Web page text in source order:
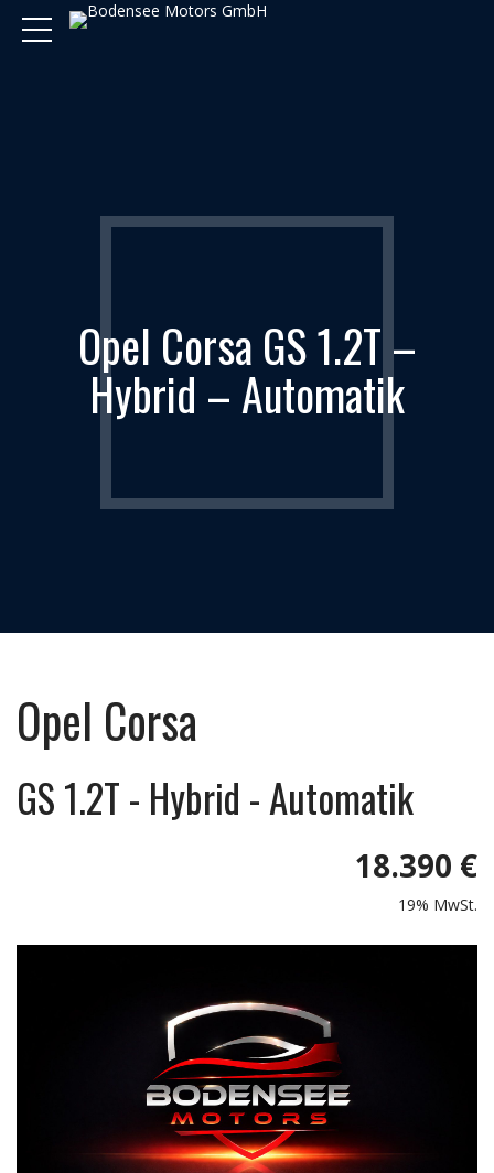
Opel Corsa GS 1.2T –
Hybrid – Automatik
Opel Corsa
GS 1.2T - Hybrid - Automatik
18.390 €
19% MwSt.